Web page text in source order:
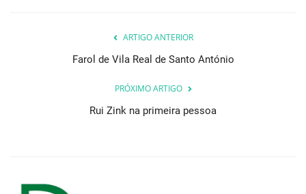
ARTIGO ANTERIOR
Farol de Vila Real de Santo António
PRÓXIMO ARTIGO
Rui Zink na primeira pessoa